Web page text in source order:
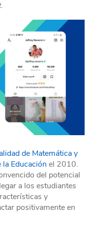
de Matemática y
la Educación el 2010.
del potencial
a los estudiantes
y
positivamente en